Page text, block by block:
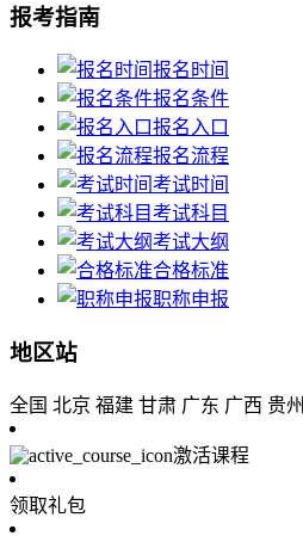
报考指南
报名时间
报名条件
报名入口
报名流程
考试时间
考试科目
考试大纲
合格标准
职称申报
地区站
全国 北京 福建 甘肃 广东 广西 贵州
激活课程
领取礼包